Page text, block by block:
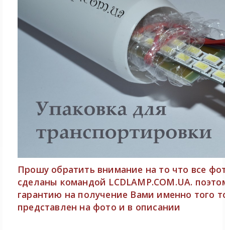
Прошу обратить внимание на то что все
сделаны командой LCDLAMP.COM.UA.
гарантию на получение Вами именно того
представлен на фото и в описании